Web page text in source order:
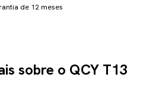
de 12 meses
sobre o QCY T13